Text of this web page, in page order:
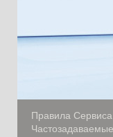
Правила Сервиса